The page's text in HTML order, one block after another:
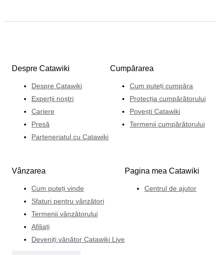
Despre Catawiki
Despre Catawiki
Experții noștri
Cariere
Presă
Parteneriatul cu Catawiki
Cumpărarea
Cum puteți cumpăra
Protecția cumpărătorului
Povești Catawiki
Termenii cumpărătorului
Vânzarea
Cum puteți vinde
Sfaturi pentru vânzători
Termenii vânzătorului
Afiliați
Deveniți vânător Catawiki Live
Pagina mea Catawiki
Centrul de ajutor